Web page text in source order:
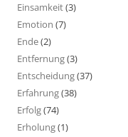
Einsamkeit(3)
Emotion (7)
Ende(2)
Entfernung(3)
Entscheidung(37)
Erfahrung(38)
Erfolg(74)
Erholung(1)